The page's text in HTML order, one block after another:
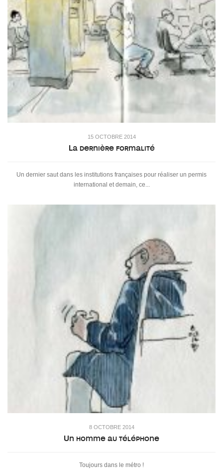
15 OCTOBRE 2014
La dernière formalité
Un dernier saut dans les institutions françaises pour réaliser un permis
international et demain, ce...
8 OCTOBRE 2014
Un homme au téléphone
Toujours dans le métro !